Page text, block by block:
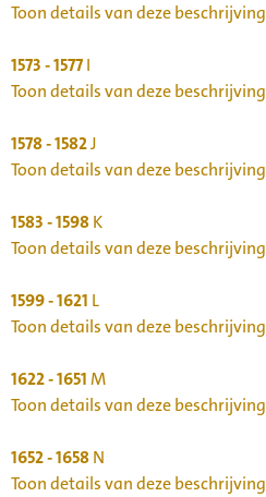
Toon details van deze beschrijving
1573 - 1577I
Toon details van deze beschrijving
1578 - 1582J
Toon details van deze beschrijving
1583 - 1598K
Toon details van deze beschrijving
1599 - 1621 L
Toon details van deze beschrijving
1622 - 1651M
Toon details van deze beschrijving
1652 - 1658N
Toon details van deze beschrijving